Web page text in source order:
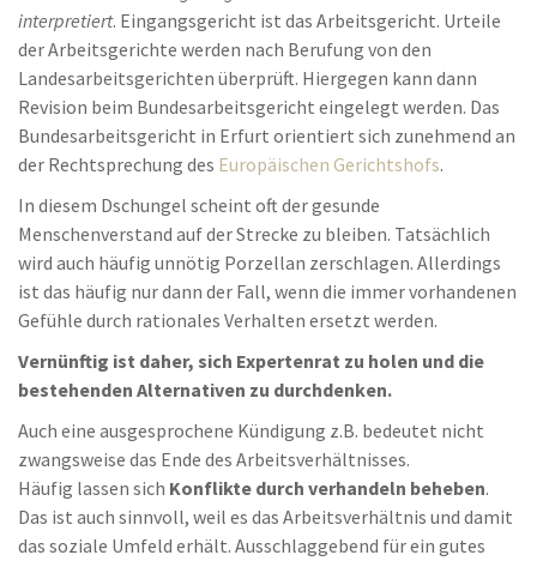
interpretiert. Eingangsgericht ist das Arbeitsgericht. Urteile
der Arbeitsgerichte werden nach Berufung von den
Landesarbeitsgerichten überprüft. Hiergegen kann dann
Revision beim Bundesarbeitsgericht eingelegt werden. Das
Bundesarbeitsgericht in Erfurt orientiert sich zunehmend an
der Rechtsprechung des Europäischen Gerichtshofs.
In diesem Dschungel scheint oft der gesunde
Menschenverstand auf der Strecke zu bleiben. Tatsächlich
wird auch häufig unnötig Porzellan zerschlagen. Allerdings
ist das häufig nur dann der Fall, wenn die immer vorhandenen
Gefühle durch rationales Verhalten ersetzt werden.
Vernünftig ist daher, sich Expertenrat zu holen und die
bestehenden Alternativen zu durchdenken.
Auch eine ausgesprochene Kündigung z.B. bedeutet nicht
zwangsweise das Ende des Arbeitsverhältnisses.
Häufig lassen sich Konflikte durch verhandeln beheben.
Das ist auch sinnvoll, weil es das Arbeitsverhältnis und damit
das soziale Umfeld erhält. Ausschlaggebend für ein gutes